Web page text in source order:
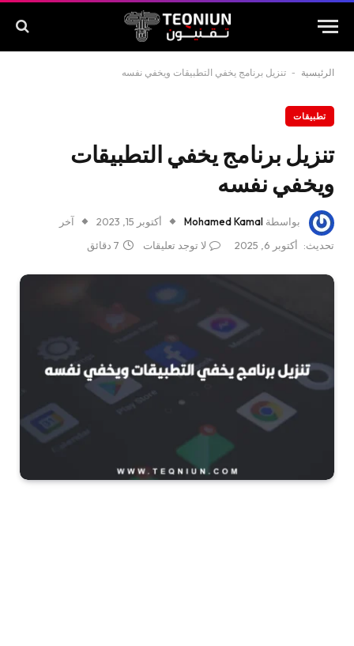
الرئيسية - تنزيل برنامج يخفي التطبيقات ويخفي نفسه
تطبيقات
تنزيل برنامج يخفي التطبيقات
ويخفي نفسه
بواسطة Mohamed Kamal أكتوبر 15, 2023
آخر
تحديث:
أكتوبر 6, 2025 لا توجد تعليقات 7 دقائق